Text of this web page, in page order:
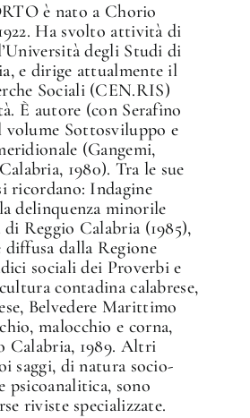
è nato a Chorio
Ha svolto attività di
degli Studi di
e dirige attualmente il
Sociali (CEN.RIS)
È autore (con Serafino
volume Sottosviluppo e
(Gangemi,
1980). Tra le sue
ricordano: Indagine
delinquenza minorile
Reggio Calabria (1985),
dalla Regione
sociali dei Proverbi e
contadina calabrese,
Belvedere Marittimo
malocchio e corna,
Calabria, 1989. Altri
saggi, di natura socio-
psicoanalitica, sono
riviste specializzate.